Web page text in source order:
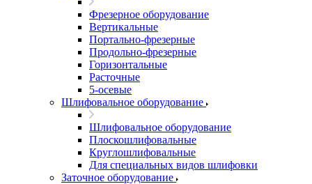
Фрезерное оборудование
Вертикальные
Портально-фрезерные
Продольно-фрезерные
Горизонтальные
Расточные
5-осевые
Шлифовальное оборудование
Шлифовальное оборудование
Плоскошлифовальные
Круглошлифовальные
Для специальных видов шлифовки
Заточное оборудование